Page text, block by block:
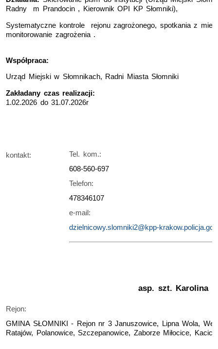
Radny m Prandocin , Kierownik OPI KP Słomniki),
Systematyczne kontrole rejonu zagrożonego, spotkania z
monitorowanie zagrożenia .
Współpraca:
Urząd Miejski w Słomnikach, Radni Miasta Słomniki
Zakładany czas realizacji:
1.02.2026 do 31.07.2026r
kontakt:
Tel. kom.:
608-560-697
Telefon:
478346107
e-mail:
dzielnicowy.slomniki2@kpp-
asp. szt. Karolina
Rejon:
GMINA SŁOMNIKI - Rejon nr 3 Januszowice, Lipna Wola,
Ratajów, Polanowice, Szczepanowice, Zaborze Miłocice, Kacice